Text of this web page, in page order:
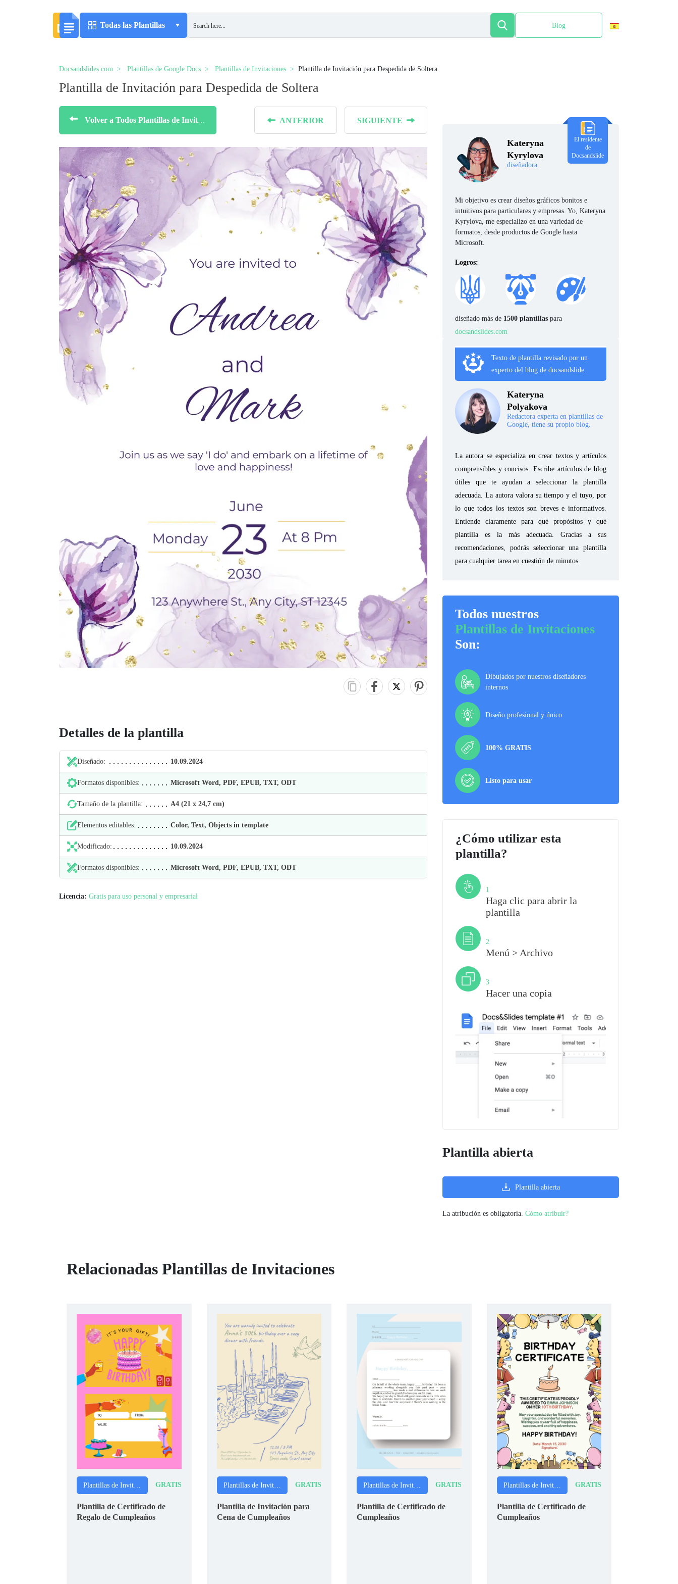
Todas las Plantillas Blog
Docsandslides.com Plantillas de Google Docs Plantillas de Invitaciones Plantilla de Invitación para Despedida de Soltera
Plantilla de Invitación para Despedida de Soltera
Volver a Todos Plantillas de Invitaciones ANTERIOR SIGUIENTE
Detalles de la plantilla
Diseñado: 10.09.2024
Formatos disponibles: Microsoft Word, PDF, EPUB, TXT, ODT
Tamaño de la plantilla: А4 (21 х 24,7 cm)
Elementos editables: Color, Text, Objects in template
Modificado: 10.09.2024
Formatos disponibles: Microsoft Word, PDF, EPUB, TXT, ODT
Licencia: Gratis para uso personal y empresarial
Kateryna
Kyrylova
diseñadora
El residente
de
Docsandslide
Mi objetivo es crear diseños gráficos bonitos e
intuitivos para particulares y empresas. Yo, Kateryna
Kyrylova, me especializo en una variedad de
formatos, desde productos de Google hasta
Microsoft.
Logros:
diseñado más de 1500 plantillas para
docsandslides.com
Texto de plantilla revisado por un
experto del blog de docsandslide.
Kateryna
Polyakova
Redactora experta en plantillas de
Google, tiene su propio blog.
La autora se especializa en crear textos y artículos
comprensibles y concisos. Escribe artículos de blog
útiles que te ayudan a seleccionar la plantilla
adecuada. La autora valora su tiempo y el tuyo, por
lo que todos los textos son breves e informativos.
Entiende claramente para qué propósitos y qué
plantilla es la más adecuada. Gracias a sus
recomendaciones, podrás seleccionar una plantilla
para cualquier tarea en cuestión de minutos.
Todos nuestros
Plantillas de Invitaciones
Son:
Dibujados por nuestros diseñadores
internos
Diseño profesional y único
100% GRATIS
Listo para usar
¿Cómo utilizar esta
plantilla?
1
Haga clic para abrir la
plantilla
2
Menú > Archivo
3
Hacer una copia
Plantilla abierta
Plantilla abierta
La atribución es obligatoria. Cómo atribuir?
Relacionadas Plantillas de Invitaciones
GRATIS
Plantilla de Certificado de
Regalo de Cumpleaños
Plantillas de Invitaciones GRATIS
Plantilla de Invitación para
Cena de Cumpleaños
GRATIS
Plantilla de Certificado de
Cumpleaños
Plantillas de Invitaciones GRATIS
Plantilla de Certificado de
Cumpleaños